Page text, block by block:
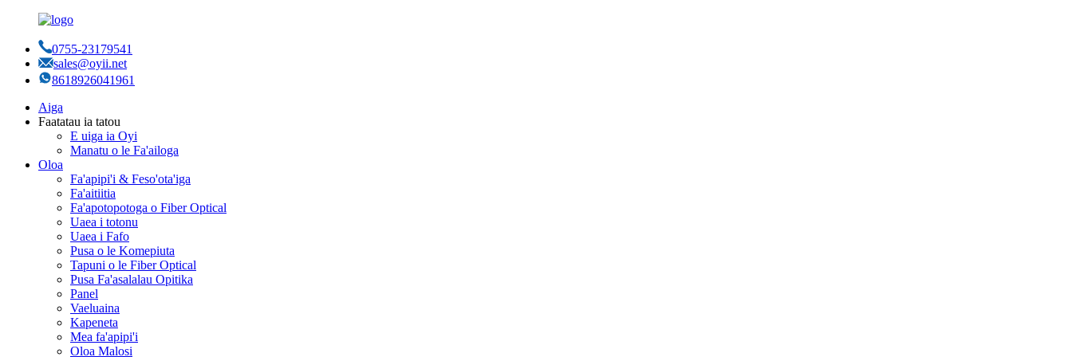
0755-23179541
sales@oyii.net
8618926041961
Aiga
Faatatau ia tatou
E uiga ia Oyi
Manatu o le Fa'ailoga
Oloa
Fa'apipi'i & Feso'ota'iga
Fa'aitiitia
Fa'apotopotoga o Fiber Optical
Uaea i totonu
Uaea i Fafo
Pusa o le Komepiuta
Tapuni o le Fiber Optical
Pusa Fa'asalalau Opitika
Panel
Vaeluaina
Kapeneta
Mea fa'apipi'i
Oloa Malosi